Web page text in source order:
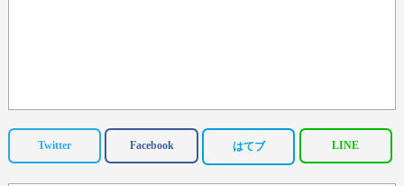
Twitter Facebook はてブ LINE